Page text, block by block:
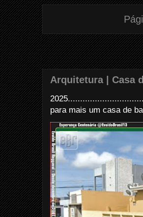
Arquitetura | Casa
para mais um casa de